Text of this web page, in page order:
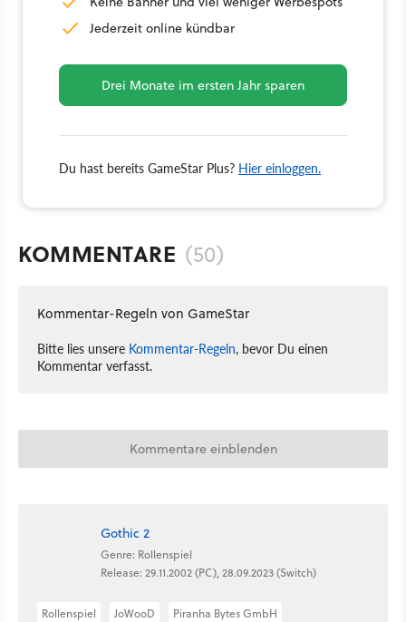
Jederzeit online kündbar
Drei Monate im ersten Jahr sparen
Du hast bereits GameStar Plus? Hier einloggen.
KOMMENTARE (50)
Kommentar-Regeln von GameStar
Bitte lies unsere Kommentar-Regeln, bevor Du einen
Kommentar verfasst.
Kommentare einblenden
Gothic 2
Genre: Rollenspiel
Release: 29.11.2002 (PC), 28.09.2023 (Switch)
Rollenspiel JoWooD Piranha Bytes GmbH